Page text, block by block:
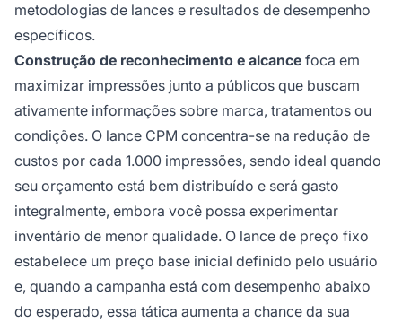
metodologias de lances e resultados de desempenho
específicos.
Construção de reconhecimento e alcance foca em
maximizar impressões junto a públicos que buscam
ativamente informações sobre marca, tratamentos ou
condições. O lance CPM concentra-se na redução de
custos por cada 1.000 impressões, sendo ideal quando
seu orçamento está bem distribuído e será gasto
integralmente, embora você possa experimentar
inventário de menor qualidade. O lance de preço fixo
estabelece um preço base inicial definido pelo usuário
e, quando a campanha está com desempenho abaixo
do esperado, essa tática aumenta a chance da sua